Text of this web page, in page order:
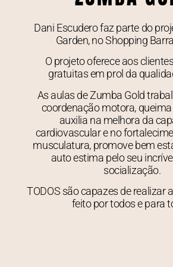
Dani Escudero faz parte do
Garden, no Shopping
O projeto oferece aos
gratuitas em prol da
As aulas de Zumba Gold
coordenação motora,
auxilia na melhora da
cardiovascular e no
musculatura, promove bem
auto estima pelo seu
socialização.
TODOS são capazes de realizar
feito por todos e para